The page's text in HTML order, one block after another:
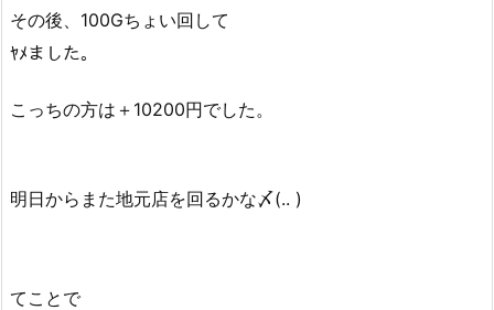
その後、100Gちょい回して
ﾔﾒました。
こっちの方は＋10200円でした。
明日からまた地元店を回るかな〆(.. )
てことで